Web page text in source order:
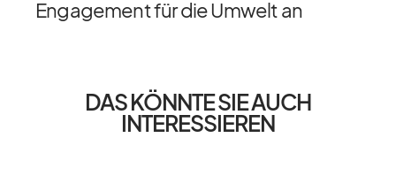
Engagement für die Umwelt an
DAS KÖNNTE SIE AUCH
INTERESSIEREN